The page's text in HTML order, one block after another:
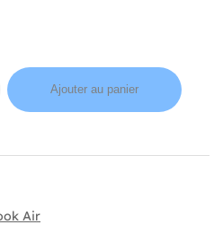
Ajouter au panier
Air